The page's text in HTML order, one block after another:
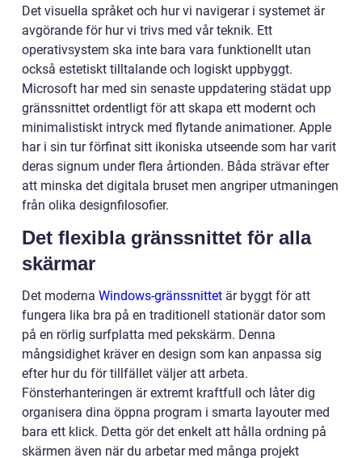
Det visuella språket och hur vi navigerar i systemet är
avgörande för hur vi trivs med vår teknik. Ett
operativsystem ska inte bara vara funktionellt utan
också estetiskt tilltalande och logiskt uppbyggt.
Microsoft har med sin senaste uppdatering städat upp
gränssnittet ordentligt för att skapa ett modernt och
minimalistiskt intryck med flytande animationer. Apple
har i sin tur förfinat sitt ikoniska utseende som har varit
deras signum under flera årtionden. Båda strävar efter
att minska det digitala bruset men angriper utmaningen
från olika designfilosofier.
Det flexibla gränssnittet för alla
skärmar
Det moderna Windows-gränssnittet är byggt för att
fungera lika bra på en traditionell stationär dator som
på en rörlig surfplatta med pekskärm. Denna
mångsidighet kräver en design som kan anpassa sig
efter hur du för tillfället väljer att arbeta.
Fönsterhanteringen är extremt kraftfull och låter dig
organisera dina öppna program i smarta layouter med
bara ett klick. Detta gör det enkelt att hålla ordning på
skärmen även när du arbetar med många projekt